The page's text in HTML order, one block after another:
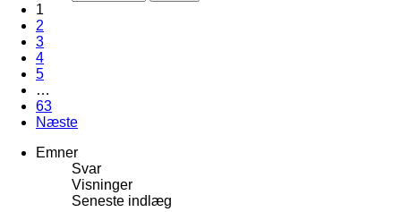
1
2
3
4
5
…
63
Næste
Emner
Svar
Visninger
Seneste indlæg